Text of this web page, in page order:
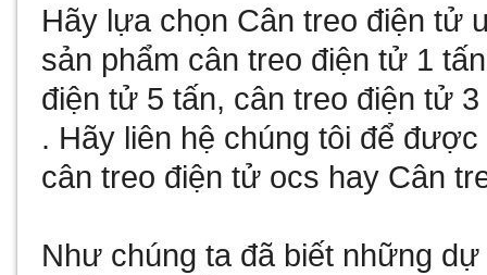
Hãy lựa chọn Cân treo điện tử
sản phẩm cân treo điện tử 1 tấn
điện tử 5 tấn, cân treo điện tử 3
. Hãy liên hệ chúng tôi để
cân treo điện tử ocs hay Cân
Như chúng ta đã biết những dự